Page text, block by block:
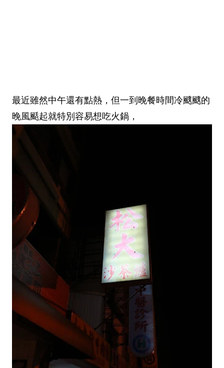
最近雖然中午還有點熱，但一到晚餐時間冷颼颼的
晚風颳起就特別容易想吃火鍋，